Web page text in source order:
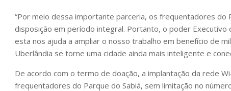
“Por meio dessa importante parceria, os frequentadores
disposição em período integral. Portanto, o poder
esta nos ajuda a ampliar o nosso trabalho em benefício de
Uberlândia se torne uma cidade ainda mais inteligente e
De acordo com o termo de doação, a implantação da rede
frequentadores do Parque do Sabiá, sem limitação no